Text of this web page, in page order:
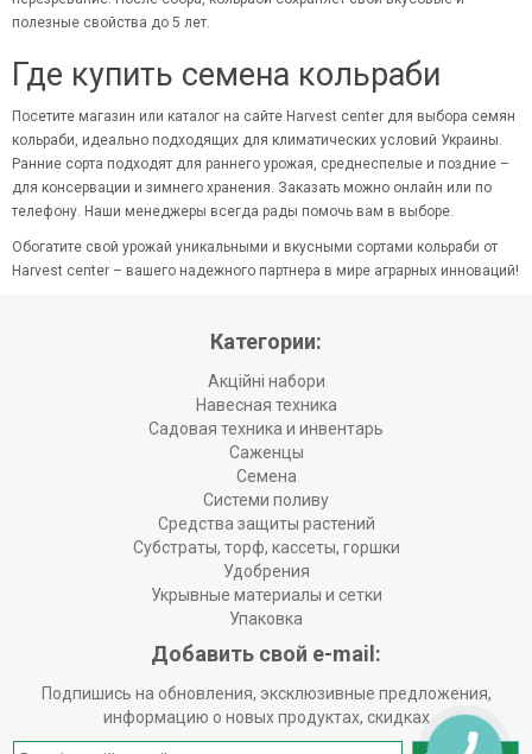
полезные свойства до 5 лет.
Где купить семена кольраби
Посетите магазин или каталог на сайте Harvest center для выбора семян
кольраби, идеально подходящих для климатических условий Украины.
Ранние сорта подходят для раннего урожая, среднеспелые и поздние –
для консервации и зимнего хранения. Заказать можно онлайн или по
телефону. Наши менеджеры всегда рады помочь вам в выборе.
Обогатите свой урожай уникальными и вкусными сортами кольраби от
Harvest center – вашего надежного партнера в мире аграрных инноваций!
Категории:
Акційні набори
Навесная техника
Садовая техника и инвентарь
Саженцы
Семена
Системи поливу
Средства защиты растений
Субстраты, торф, кассеты, горшки
Удобрения
Укрывные материалы и сетки
Упаковка
Добавить свой e-mail:
Подпишись на обновления, эксклюзивные предложения,
информацию о новых продуктах, скидках